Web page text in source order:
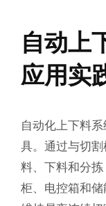
自动上
应用实
自动化上下料
具。通过与切
料、下料和分
柜、电控箱和